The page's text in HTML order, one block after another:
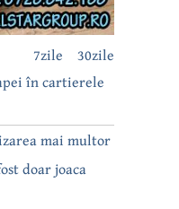
30zile
7zile
în cartierele
mai multor
doar joaca